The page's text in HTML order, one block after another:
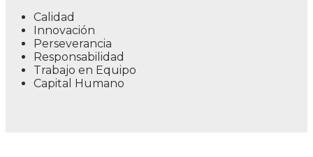
Calidad
Innovación
Perseverancia
Responsabilidad
Trabajo en Equipo
Capital Humano